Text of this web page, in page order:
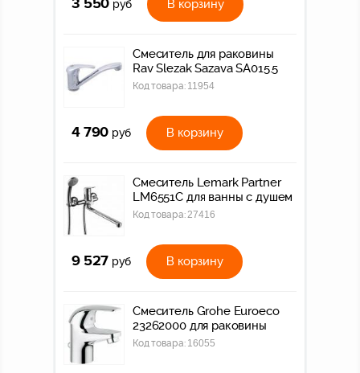
3 550 руб В корзину
Смеситель для раковины
Rav Slezak Sazava SA015.5
Код товара: 11954
4 790 руб В корзину
Смеситель Lemark Partner
LM6551C для ванны с душем
Код товара:27416
9 527 руб В корзину
Смеситель Grohe Euroeco
23262000 для раковины
Код товара: 16055